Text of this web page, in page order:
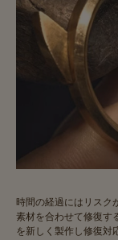
時間の経過にはリスク
素材を合わせて修復す
を新しく製作し修復対